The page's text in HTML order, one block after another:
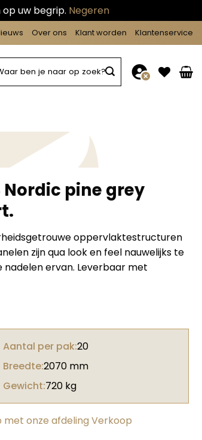
uw begrip. Negeren
Over ons Klant worden Klantenservice
Nordic pine grey
oppervlaktestructuren
zijn qua look en feel nauwelijks te
ervan. Leverbaar met
Aantal per pak:20
Breedte:2070 mm
Gewicht:720 kg
onze afdeling Verkoop